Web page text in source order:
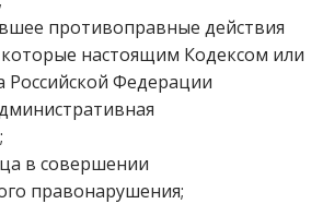
противоправные действия
которые настоящим Кодексом или
Российской Федерации
в совершении
правонарушения;